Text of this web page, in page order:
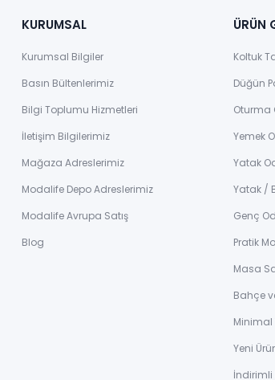
KURUMSAL
Kurumsal Bilgiler
Basın Bültenlerimiz
Bilgi Toplumu Hizmetleri
İletişim Bilgilerimiz
Mağaza Adreslerimiz
Modalife Depo Adreslerimiz
Modalife Avrupa Satış
Blog
ÜRÜN
Koltuk
Düğün
Oturma
Yemek
Yatak
Yatak /
Genç
Pratik
Masa
Bahçe
Minimal
Yeni
İndirimli